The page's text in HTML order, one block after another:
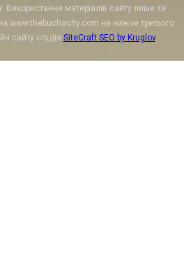
Використання матеріалів сайту лише за
www.thebuchacity.com не нижче третього
сайту студія SiteCraft SEO by Kruglov.